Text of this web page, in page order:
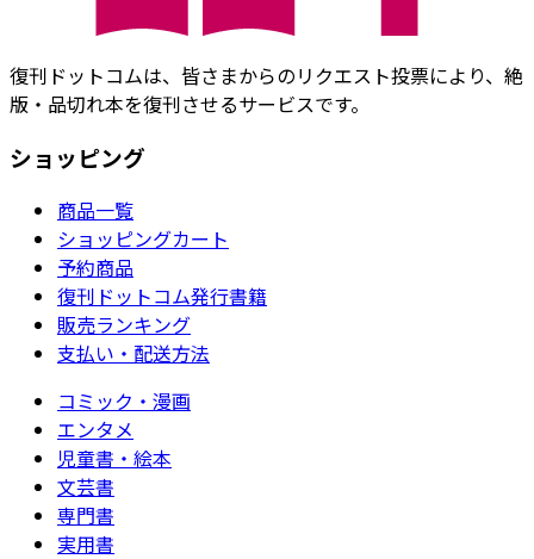
復刊ドットコムは、皆さまからのリクエスト投票により、絶
版・品切れ本を復刊させるサービスです。
ショッピング
商品一覧
ショッピングカート
予約商品
復刊ドットコム発行書籍
販売ランキング
支払い・配送方法
コミック・漫画
エンタメ
児童書・絵本
文芸書
専門書
実用書